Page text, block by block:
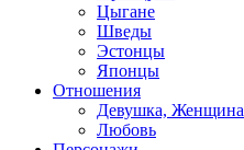
Цыгане
Шведы
Эстонцы
Японцы
Отношения
Девушка, Женщина
Любовь